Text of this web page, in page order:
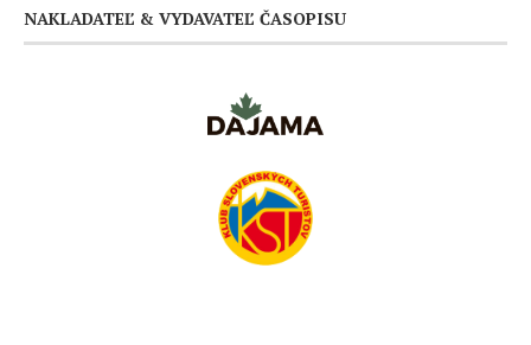
NAKLADATEĽ & VYDAVATEĽ ČASOPISU